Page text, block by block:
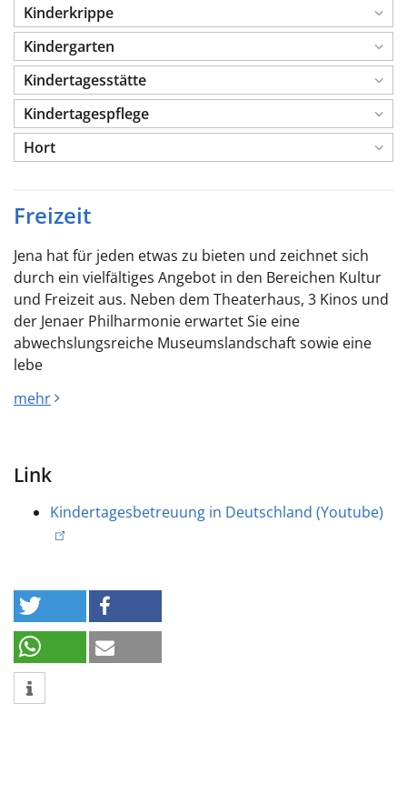
Kinderkrippe
Kindergarten
Kindertagesstätte
Kindertagespflege
Hort
Freizeit
Jena hat für jeden etwas zu bieten und zeichnet sich
durch ein vielfältiges Angebot in den Bereichen Kultur
und Freizeit aus. Neben dem Theaterhaus, 3 Kinos und
der Jenaer Philharmonie erwartet Sie eine
abwechslungsreiche Museumslandschaft sowie eine
lebe
mehr
Link
Kindertagesbetreuung in Deutschland (Youtube)